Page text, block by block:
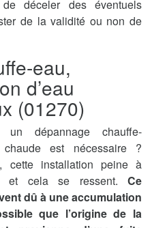
déceler des éventuels
de la validité ou non de
eau,
d’eau
(01270)
dépannage chauffe-
chaude est nécessaire ?
cette installation peine à
et cela se ressent. Ce
dû à une accumulation
que l’origine de la